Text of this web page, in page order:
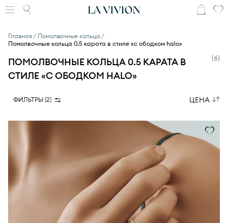
Главная
Помолвочные кольца
Помолвочные кольца 0.5 карата в стиле «с ободком halo»
ПОМОЛВОЧНЫЕ КОЛЬЦА 0.5 КАРАТА В
СТИЛЕ «С ОБОДКОМ HALO»
(6)
ФИЛЬТРЫ (2) ЦЕНА